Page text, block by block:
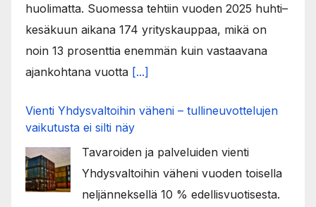
huolimatta. Suomessa tehtiin vuoden 2025 huhti–
kesäkuun aikana 174 yrityskauppaa, mikä on
noin 13 prosenttia enemmän kuin vastaavana
ajankohtana vuotta [...]
Vienti Yhdysvaltoihin väheni – tullineuvottelujen
vaikutusta ei silti näy
Tavaroiden ja palveluiden vienti
Yhdysvaltoihin väheni vuoden toisella
neljänneksellä 10 % edellisvuotisesta.